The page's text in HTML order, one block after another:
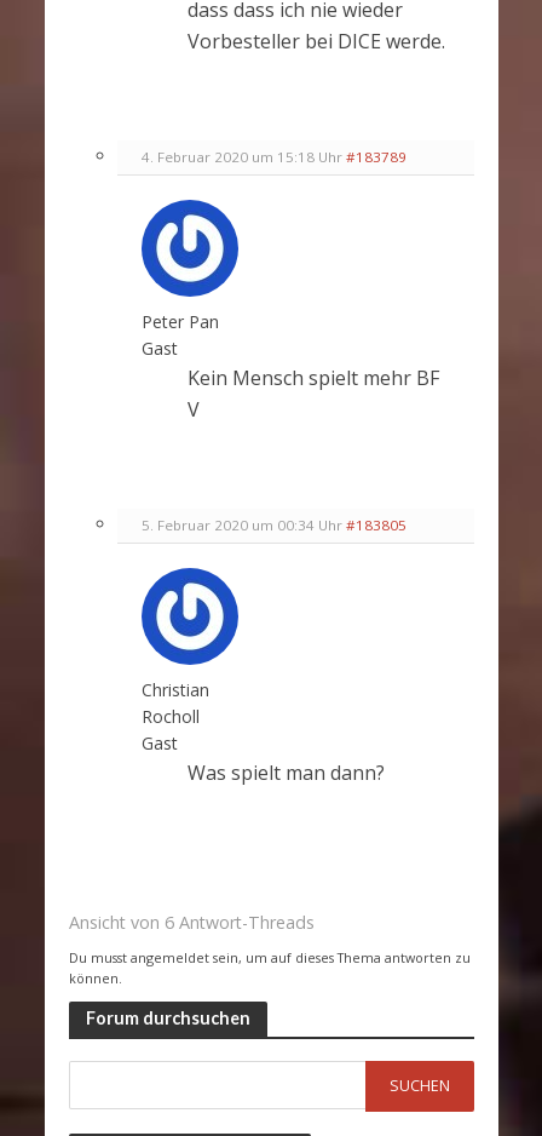
dass dass ich nie wieder
Vorbesteller bei DICE werde.
4. Februar 2020 um 15:18 Uhr #183789
Peter Pan
Gast
Kein Mensch spielt mehr BF
V
5. Februar 2020 um 00:34 Uhr #183805
Christian
Rocholl
Gast
Was spielt man dann?
Ansicht von 6 Antwort-Threads
Du musst angemeldet sein, um auf dieses Thema antworten zu
können.
Forum durchsuchen